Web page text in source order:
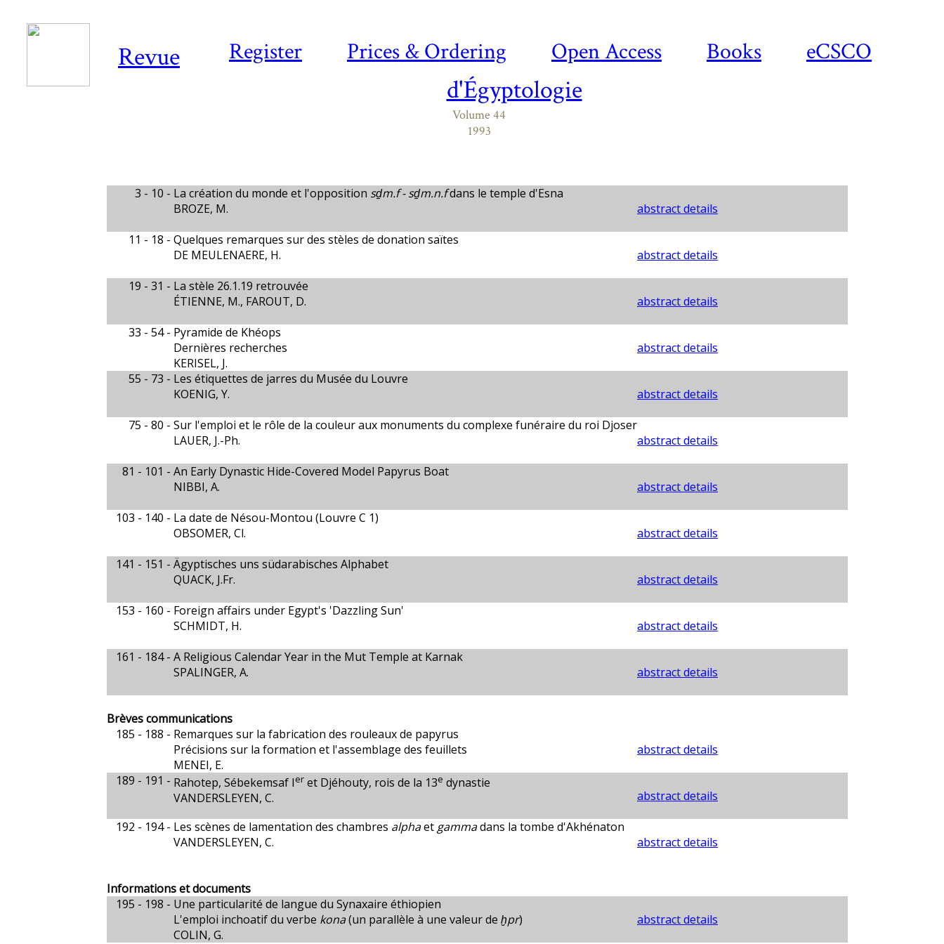
Register Prices & Ordering Open Access Books eCSCO
Revue
d'Égyptologie
Volume 44
1993
3 - 10 - La création du monde et l'opposition sḏm.f - sḏm.n.fdans le temple d'Esna
BROZE, M.
abstract details
11 - 18 - Quelques remarques sur des stèles de donation saïtes
DE MEULENAERE, H.
abstract details
19 - 31 - La stèle 26.1.19 retrouvée
ÉTIENNE, M., FAROUT, D.
abstract details
33 - 54 - Pyramide de Khéops
Dernières recherches
KERISEL, J.
abstract details
55 - 73 - Les étiquettes de jarres du Musée du Louvre
KOENIG, Y.
abstract details
75 - 80 - Sur l'emploi et le rôle de la couleur aux monuments du complexe funéraire du roi Djoser
LAUER, J.-Ph.
abstract details
81 - 101 - An Early Dynastic Hide-Covered Model Papyrus Boat
NIBBI, A.
abstract details
103 - 140 - La date de Nésou-Montou (Louvre C 1)
OBSOMER, Cl.
abstract details
141 - 151 - Ägyptisches uns südarabisches Alphabet
QUACK, J.Fr.
abstract details
153 - 160 - Foreign affairs under Egypt's 'Dazzling Sun'
SCHMIDT, H.
abstract details
161 - 184 - A Religious Calendar Year in the Mut Temple at Karnak
SPALINGER, A.
abstract details
Brèves communications
185 - 188 - Remarques sur la fabrication des rouleaux de papyrus
Précisions sur la formation et l'assemblage des feuillets
MENEI, E.
abstract details
189 - 191 - Rahotep, Sébekemsaf Ier et Djéhouty, rois de la 13e dynastie
VANDERSLEYEN, C.
abstract details
192 - 194 - Les scènes de lamentation des chambres alphaet gammadans la tombe d'Akhénaton
VANDERSLEYEN, C.
abstract details
Informations et documents
195 - 198 - Une particularité de langue du Synaxaire éthiopien
L'emploi inchoatif du verbe kona(un parallèle à une valeur de ḫpr)
COLIN, G.
abstract details